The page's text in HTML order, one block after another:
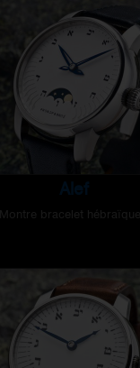
Alef
Montre bracelet hébraïque